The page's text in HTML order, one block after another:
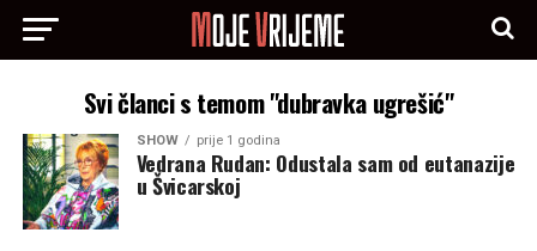
Svi članci s temom "dubravka ugrešić"
SHOW prije 1 godina
Vedrana Rudan: Odustala sam od eutanazije
u Švicarskoj